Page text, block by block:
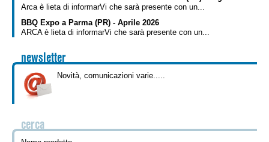
Arca è lieta di informarVi che sarà presente con un...
BBQ Expo a Parma (PR) - Aprile 2026
ARCA è lieta di informarVi che sarà presente con un...
newsletter
Novità, comunicazioni varie.....
cerca